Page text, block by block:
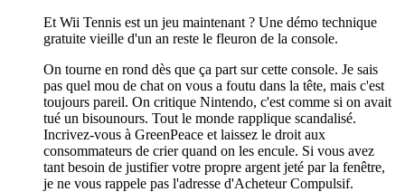
Et Wii Tennis est un jeu maintenant ? Une démo technique
gratuite vieille d'un an reste le fleuron de la console.
On tourne en rond dès que ça part sur cette console. Je sais
pas quel mou de chat on vous a foutu dans la tête, mais c'est
toujours pareil. On critique Nintendo, c'est comme si on avait
tué un bisounours. Tout le monde rapplique scandalisé.
Incrivez-vous à GreenPeace et laissez le droit aux
consommateurs de crier quand on les encule. Si vous avez
tant besoin de justifier votre propre argent jeté par la fenêtre,
je ne vous rappele pas l'adresse d'Acheteur Compulsif.